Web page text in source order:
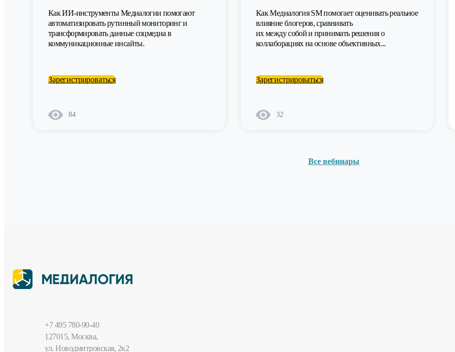
Как ИИ-инструменты Медиалогии помогают
автоматизировать рутинный мониторинг и
трансформировать данные соцмедиа в
коммуникационные инсайты.
Зарегистрироваться
84
Как Медиалогия SM помогает оценивать реальное
влияние блогеров, сравнивать
их между собой и принимать решения о
коллаборациях на основе объективных...
Зарегистрироваться
32
Все вебинары
+7 495 780-90-40
127015, Москва,
ул. Новодмитровская, 2к2